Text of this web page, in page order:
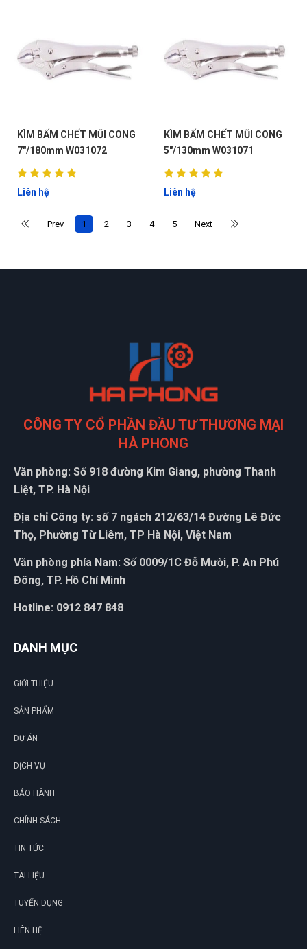
KÌM BẤM CHẾT MŨI CONG
7"/180mm W031072
Liên hệ
KÌM BẤM CHẾT MŨI CONG
5"/130mm W031071
Liên hệ
Prev 1 2 3 4 5 Next
CÔNG TY CỔ PHẦN ĐẦU TƯ THƯƠNG MẠI
HÀ PHONG
Văn phòng: Số 918 đường Kim Giang, phường Thanh
Liệt, TP. Hà Nội
Địa chỉ Công ty: số 7 ngách 212/63/14 Đường Lê Đức
Thọ, Phường Từ Liêm, TP Hà Nội, Việt Nam
Văn phòng phía Nam: Số 0009/1C Đỗ Mười, P. An Phú
Đông, TP. Hồ Chí Minh
Hotline: 0912 847 848
DANH MỤC
GIỚI THIỆU
SẢN PHẨM
DỰ ÁN
DỊCH VỤ
BẢO HÀNH
CHÍNH SÁCH
TIN TỨC
TÀI LIỆU
TUYỂN DỤNG
LIÊN HỆ